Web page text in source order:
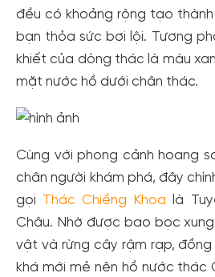
đều có khoảng rộng tạo
bạn thỏa sức bơi lội. Tương
khiết của dòng thác là màu
mặt nước hồ dưới chân thác.
Cùng với phong cảnh hoang
chân người khám phá, đây
gọi Thác Chiềng Khoa là
Châu. Nhờ được bao bọc
vật và rừng cây rậm rạp,
khá mới mẻ nên hồ nước thác